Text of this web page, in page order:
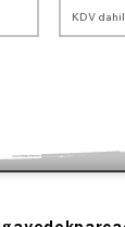
KDV dahil